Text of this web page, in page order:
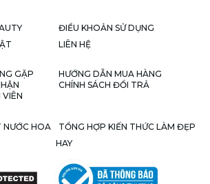
ĐIỀU KHOẢN SỬ DỤNG
LIÊN HỆ
GẶP
HƯỚNG DẪN MUA HÀNG
CHÍNH SÁCH ĐỔI TRẢ
VIÊN
NƯỚC HOA
TỔNG HỢP KIẾN THỨC LÀM ĐẸP
HAY